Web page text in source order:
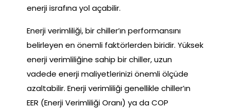
enerji israfına yol açabilir.
Enerji verimliliği, bir chiller’ın performansını
belirleyen en önemli faktörlerden biridir. Yüksek
enerji verimliliğine sahip bir chiller, uzun
vadede enerji maliyetlerinizi önemli ölçüde
azaltabilir. Enerji verimliliği genellikle chiller’ın
EER (Enerji Verimliliği Oranı) ya da COP